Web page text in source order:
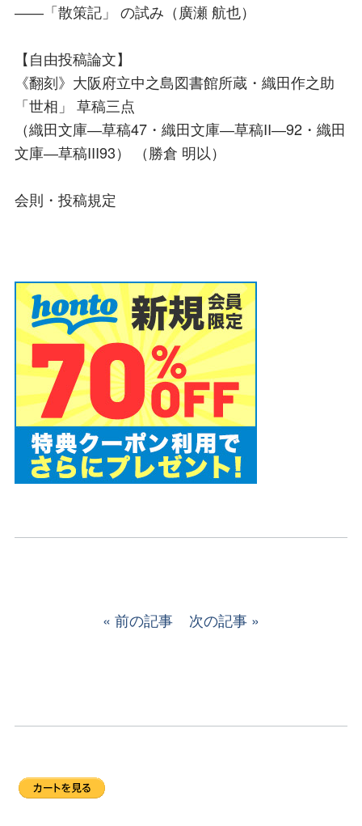
――「散策記」 の試み（廣瀬 航也）
【自由投稿論文】
《翻刻》大阪府立中之島図書館所蔵・織田作之助
「世相」 草稿三点
（織田文庫―草稿47・織田文庫―草稿II―92・織田
文庫―草稿III93） （勝倉 明以）
会則・投稿規定
前の記事 次の記事